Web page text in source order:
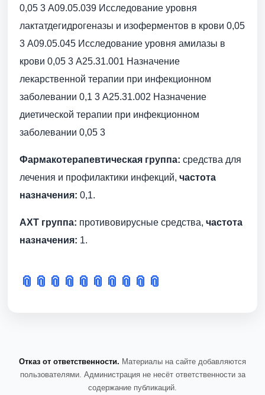
0,05 3 A09.05.039 Исследование уровня
лактатдегидрогеназы и изоферментов в крови 0,05
3 A09.05.045 Исследование уровня амилазы в
крови 0,05 3 A25.31.001 Назначение
лекарственной терапии при инфекционном
заболевании 0,1 3 A25.31.002 Назначение
диетической терапии при инфекционном
заболевании 0,05 3
Фармакотерапевтическая группа: средства для
лечения и профилактики инфекций, частота
назначения: 0,1.
АХТ группа: противовирусные средства, частота
назначения: 1.
📎 📎 📎 📎 📎 📎 📎 📎 📎 📎
Отказ от ответственности. Материалы на сайте добавляются
пользователями. Администрация не несёт ответственности за
содержание публикаций.